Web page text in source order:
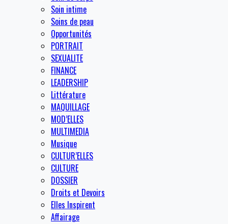
Soin intime
Soins de peau
Opportunités
PORTRAIT
SEXUALITE
FINANCE
LEADERSHIP
Littérature
MAQUILLAGE
MOD’ELLES
MULTIMEDIA
Musique
CULTUR’ELLES
CULTURE
DOSSIER
Droits et Devoirs
Elles Inspirent
Affairage